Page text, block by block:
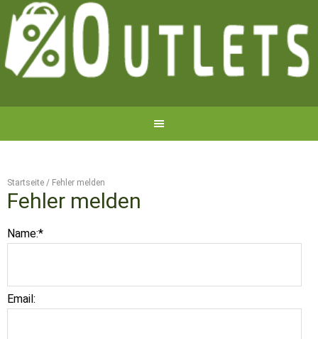
Startseite / Fehler melden
Fehler melden
Name:*
Email: